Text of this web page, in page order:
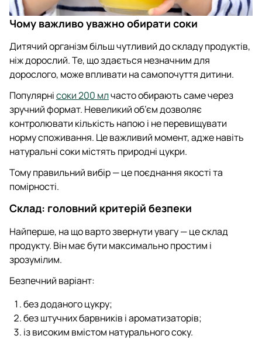
Чому важливо уважно обирати соки
Дитячий організм більш чутливий до складу продуктів,
ніж дорослий. Те, що здається незначним для
дорослого, може впливати на самопочуття дитини.
Популярнісоки 200 млчасто обирають саме через
зручний формат. Невеликий об’єм дозволяє
контролювати кількість напою і не перевищувати
норму споживання. Це важливий момент, адже навіть
натуральні соки містять природні цукри.
Тому правильний вибір — це поєднання якості та
помірності.
Склад: головний критерій безпеки
Найперше, на що варто звернути увагу — це склад
продукту. Він має бути максимально простим і
зрозумілим.
Безпечний варіант:
без доданого цукру;
без штучних барвників і ароматизаторів;
із високим вмістом натурального соку.